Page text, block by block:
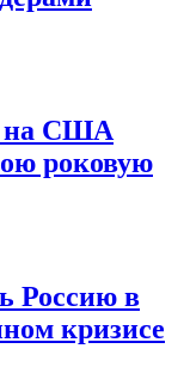
на США
роковую
Россию в
кризисе